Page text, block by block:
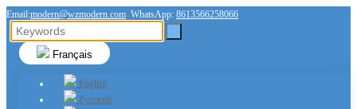
Email:modern@wzmodern.com WhatsApp: 8613566258066
Français
English
Русский